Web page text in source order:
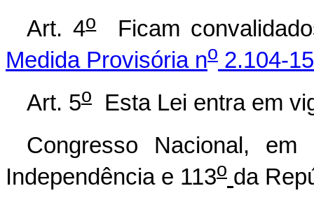
Art. 4oFicam
Medida Provisória no 2.104-
Art. 5o
Esta Lei entra em
Congresso Nacional,
Independência e 113o da